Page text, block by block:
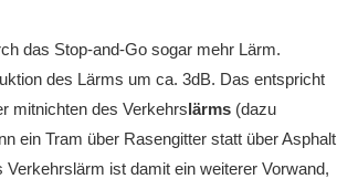
das Stop-and-Go sogar mehr Lärm.
des Lärms um ca. 3dB. Das entspricht
mitnichten des Verkehrslärms (dazu
ein Tram über Rasengitter statt über Asphalt
ist damit ein weiterer Vorwand,